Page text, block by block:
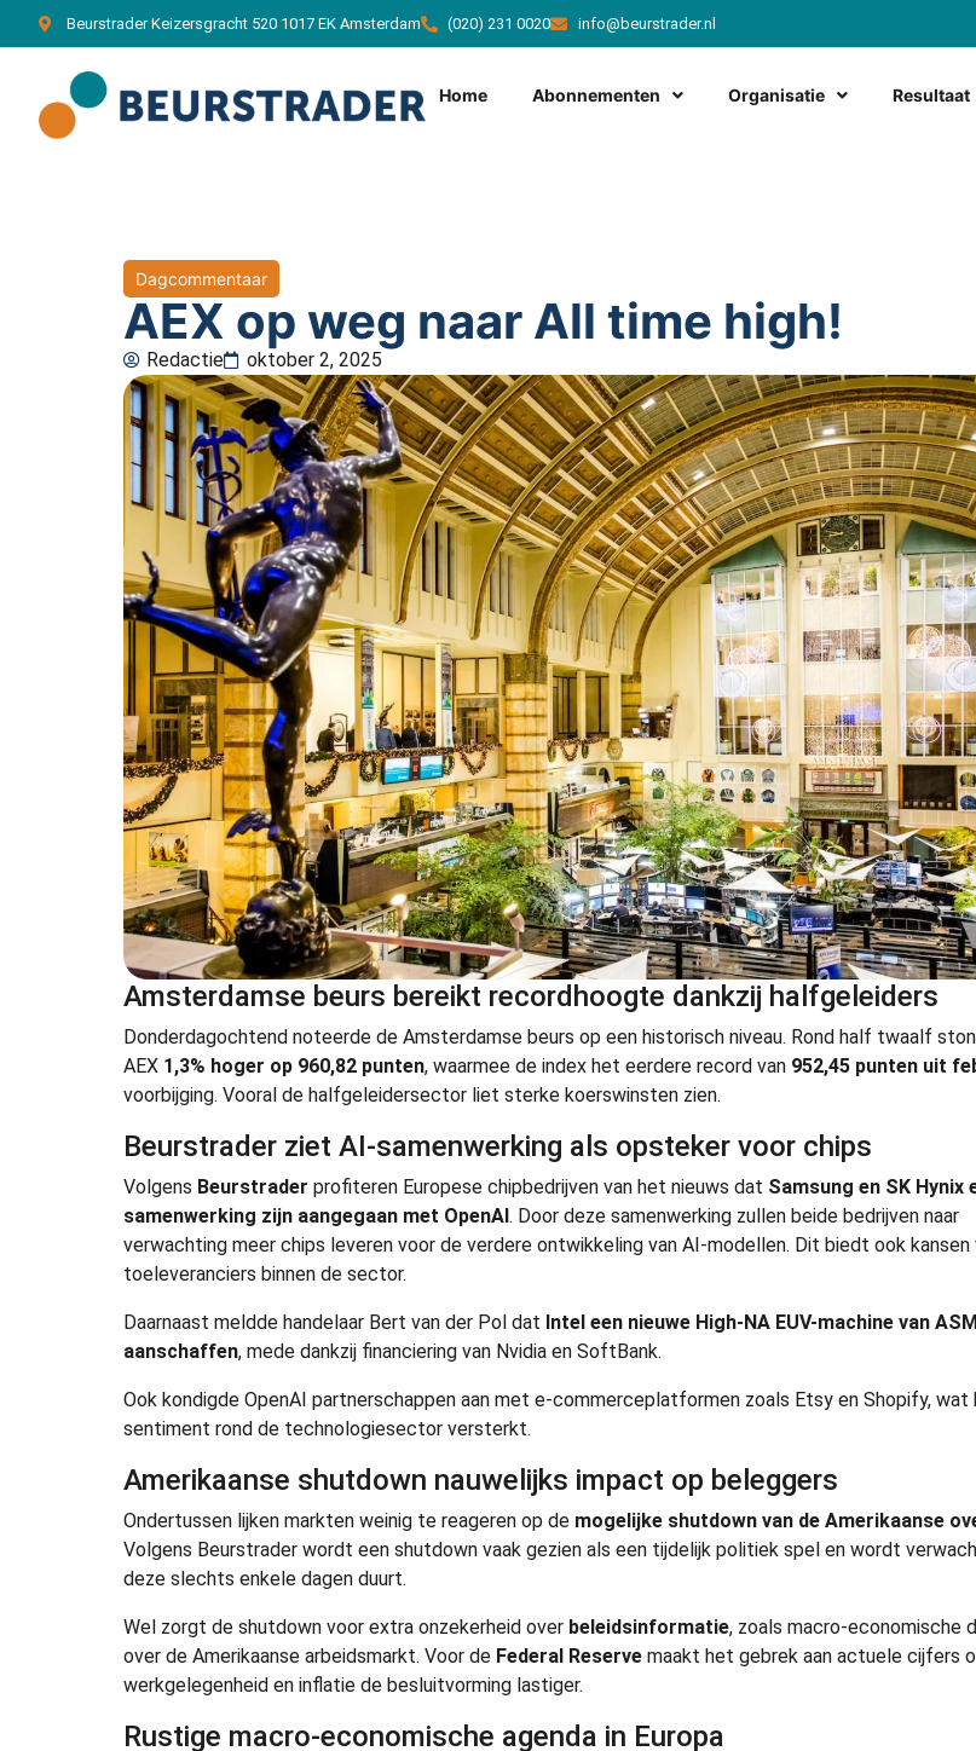
Beurstrader Keizersgracht 520 1017 EK Amsterdam (020) 231 0020 info@beurstrader.nl
Home Abonnementen Organisatie Resultaat
Dagcommentaar
AEX op weg naar All time high!
Redactie oktober 2, 2025
Amsterdamse beurs bereikt recordhoogte dankzij halfgeleiders
Donderdagochtend noteerde de Amsterdamse beurs op een historisch niveau. Rond half twaalf
AEX 1,3% hoger op 960,82 punten, waarmee de index het eerdere record van 952,45 punten uit
voorbijging. Vooral de halfgeleidersector liet sterke koerswinsten zien.
Beurstrader ziet AI-samenwerking als opsteker voor chips
Volgens Beurstrader profiteren Europese chipbedrijven van het nieuws dat Samsung en SK Hynix
samenwerking zijn aangegaan met OpenAI. Door deze samenwerking zullen beide bedrijven naar
verwachting meer chips leveren voor de verdere ontwikkeling van AI-modellen. Dit biedt ook kansen
toeleveranciers binnen de sector.
Daarnaast meldde handelaar Bert van der Pol dat Intel een nieuwe High-NA EUV-machine van
aanschaffen, mede dankzij financiering van Nvidia en SoftBank.
Ook kondigde OpenAI partnerschappen aan met e-commerceplatformen zoals Etsy en Shopify, wat
sentiment rond de technologiesector versterkt.
Amerikaanse shutdown nauwelijks impact op beleggers
Ondertussen lijken markten weinig te reageren op de mogelijke shutdown van de Amerikaanse
Volgens Beurstrader wordt een shutdown vaak gezien als een tijdelijk politiek spel en wordt
deze slechts enkele dagen duurt.
Wel zorgt de shutdown voor extra onzekerheid over beleidsinformatie, zoals macro-economische
over de Amerikaanse arbeidsmarkt. Voor de Federal Reserve maakt het gebrek aan actuele cijfers
werkgelegenheid en inflatie de besluitvorming lastiger.
Rustige macro-economische agenda in Europa